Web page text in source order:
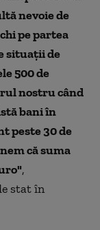
nevoie de
pe partea
situații de
500 de
nostru când
bani în
peste 30 de
că suma
,
stat în